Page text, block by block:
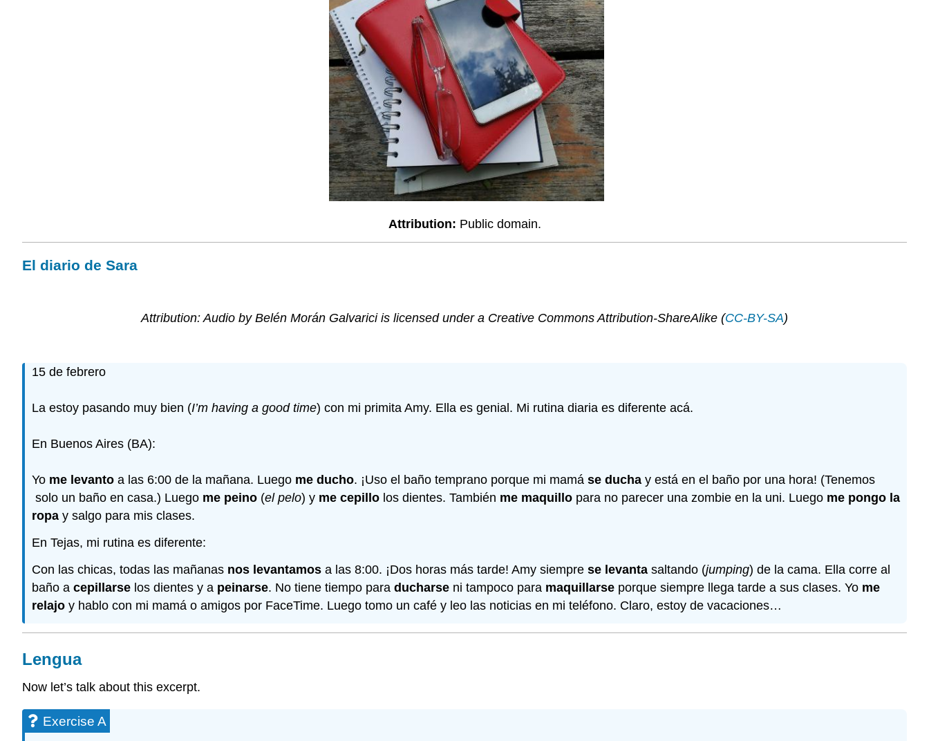
Attribution: Public domain.
El diario de Sara
Attribution: Audio by Belén Morán Galvarici is licensed under a Creative Commons Attribution-ShareAlike (CC-BY-SA)
15 de febrero
La estoy pasando muy bien (I’m having a good time) con mi primita Amy. Ella es genial. Mi rutina diaria es diferente acá.
En Buenos Aires (BA):
Yo me levanto a las 6:00 de la mañana. Luego me ducho. ¡Uso el baño temprano porque mi mamá se ducha y está en el baño por una hora! (Tenemos
solo un baño en casa.) Luego me peino (el pelo) y me cepillo los dientes. También me maquillo para no parecer una zombie en la uni. Luego me pongo la
ropa y salgo para mis clases.
En Tejas, mi rutina es diferente:
Con las chicas, todas las mañanas nos levantamos a las 8:00. ¡Dos horas más tarde! Amy siempre se levanta saltando (jumping) de la cama. Ella corre al
baño a cepillarse los dientes y a peinarse. No tiene tiempo para ducharse ni tampoco para maquillarse porque siempre llega tarde a sus clases. Yo me
relajo y hablo con mi mamá o amigos por FaceTime. Luego tomo un café y leo las noticias en mi teléfono. Claro, estoy de vacaciones…
Lengua
Now let’s talk about this excerpt.
Exercise A